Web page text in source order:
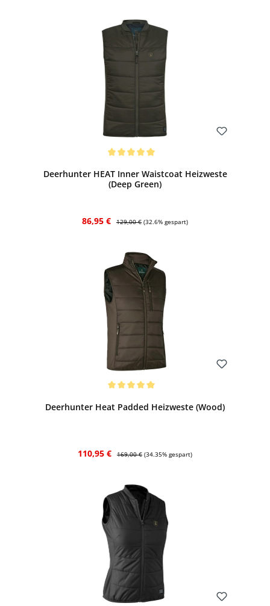
Deerhunter HEAT Inner Waistcoat Heizweste
(Deep Green)
Verkaufspreis:
86,95 € 129,00 € (32.6% gespart)
Deerhunter Heat Padded Heizweste (Wood)
Verkaufspreis:
110,95 € Regulärer Preis:
169,00 € (34.35% gespart)